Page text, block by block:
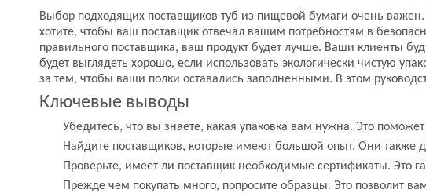
Выбор подходящих поставщиков туб из пищевой бумаги очень
хотите, чтобы ваш поставщик отвечал вашим потребностям в
правильного поставщика, ваш продукт будет лучше. Ваши клиенты
будет выглядеть хорошо, если использовать экологически чистую
за тем, чтобы ваши полки оставались заполненными. В этом
Ключевые выводы
Убедитесь, что вы знаете, какая упаковка вам нужна. Это
Найдите поставщиков, которые имеют большой опыт. Они
Проверьте, имеет ли поставщик необходимые сертификаты. Это
Прежде чем покупать много, попросите образцы. Это позволит